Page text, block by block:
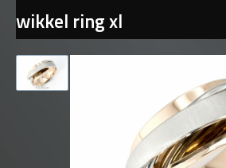
wikkel ring xl